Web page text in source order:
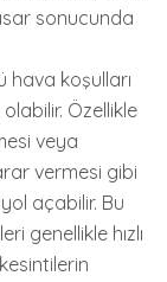
sonucunda
hava koşulları
Özellikle
veya
vermesi gibi
açabilir. Bu
genellikle hızlı